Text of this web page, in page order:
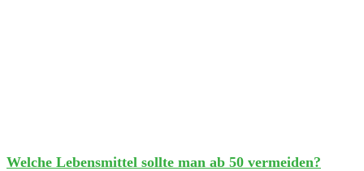
Welche Lebensmittel sollte man ab 50 vermeiden?